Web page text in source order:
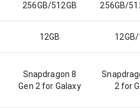
256GB/512GB 256GB/
12GB
Snapdragon 8
Gen 2 for Galaxy
2 for